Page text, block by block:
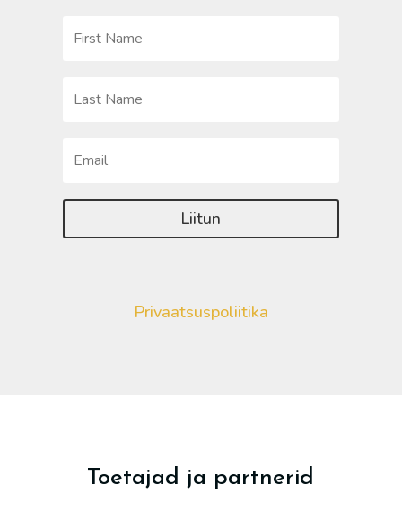
Liitun
Privaatsuspoliitika
Toetajad ja partnerid